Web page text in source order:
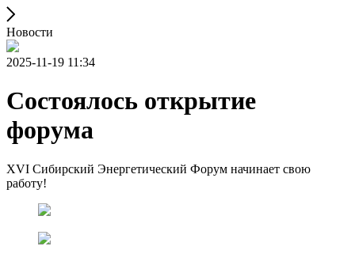
Новости
2025-11-19 11:34
Состоялось открытие
форума
XVI Сибирский Энергетический Форум начинает свою
работу!